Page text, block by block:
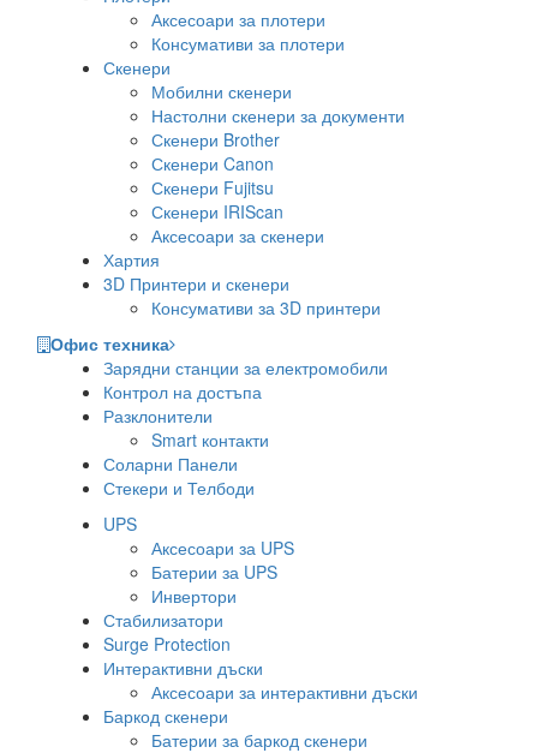
Аксесоари за плотери
Консумативи за плотери
Скенери
Мобилни скенери
Настолни скенери за документи
Скенери Brother
Скенери Canon
Скенери Fujitsu
Скенери IRIScan
Аксесоари за скенери
Хартия
3D Принтери и скенери
Консумативи за 3D принтери
Офис техника
Зарядни станции за електромобили
Контрол на достъпа
Разклонители
Smart контакти
Соларни Панели
Стекери и Телбоди
UPS
Аксесоари за UPS
Батерии за UPS
Инвертори
Стабилизатори
Surge Protection
Интерактивни дъски
Аксесоари за интерактивни дъски
Баркод скенери
Батерии за баркод скенери